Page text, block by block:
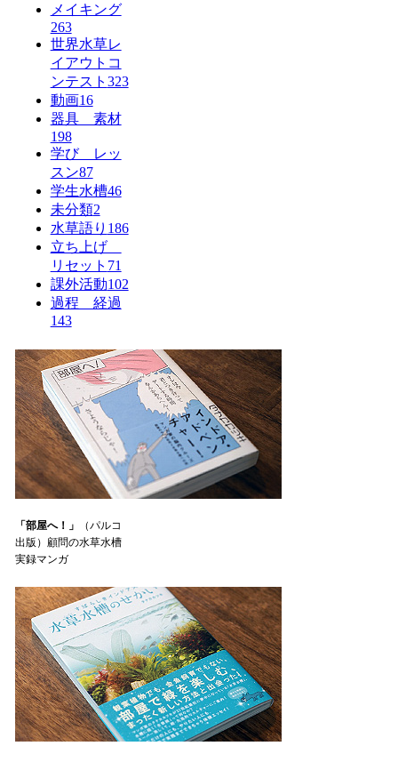
メイキング
263
世界水草レ
イアウトコ
ンテスト 323
動画16
器具 素材
198
学び レッ
スン87
学生水槽46
未分類2
水草語り 186
立ち上げ
リセット 71
課外活動102
過程 経過
143
「部屋へ！」
（パルコ
出版）顧問の水草水槽
実録マンガ